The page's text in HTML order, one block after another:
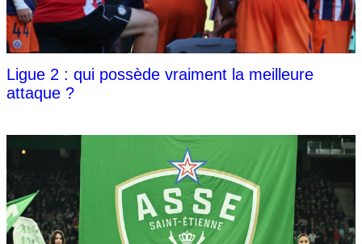
Ligue 2 : qui possède vraiment la meilleure
attaque ?